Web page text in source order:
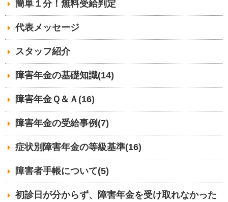
簡単１分！無料受給判定
代表メッセージ
スタッフ紹介
障害年金の基礎知識(14)
障害年金Ｑ＆Ａ(16)
障害年金の受給事例(7)
症状別障害年金の等級基準(16)
障害者手帳について(5)
初診日が分からず、障害年金を受け取れなかった